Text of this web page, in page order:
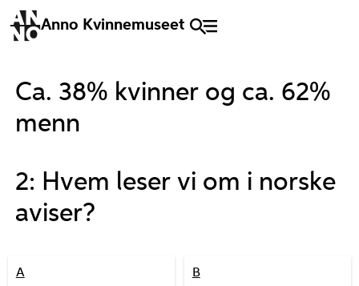
Anno Kvinnemuseet
Ca. 38% kvinner og ca. 62%
menn
2: Hvem leser vi om i norske
aviser?
A B